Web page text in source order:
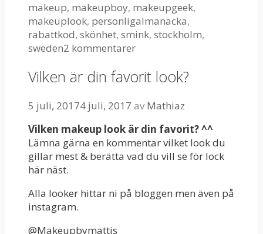
makeup, makeupboy, makeupgeek,
makeuplook, personligalmanacka,
rabattkod, skönhet, smink, stockholm,
sweden2 kommentarer
Vilken är din favorit look?
5 juli, 20174 juli, 2017 avMathiaz
Vilken makeup look är din favorit? ^^
Lämna gärna en kommentar vilket look du
gillar mest & berätta vad du vill se för lock
här näst.
Alla looker hittar ni på bloggen men även på
instagram.
@Makeupbymattis